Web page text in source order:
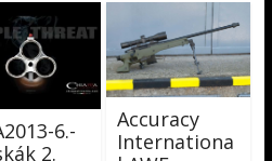
6.-
2.
Accuracy
Internationa